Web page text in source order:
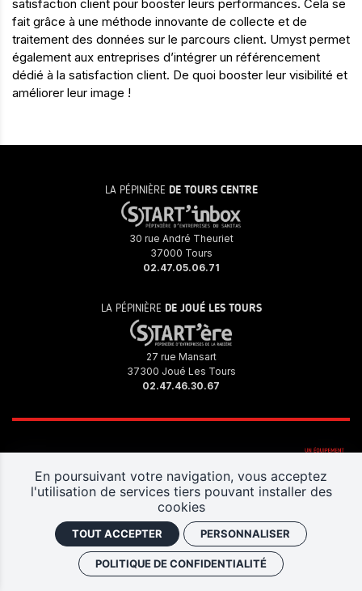
satisfaction client pour booster leurs performances. Cela se
fait grâce à une méthode innovante de collecte et de
traitement des données sur le parcours client. Umyst permet
également aux entreprises d’intégrer un référencement
dédié à la satisfaction client. De quoi booster leur visibilité et
améliorer leur image !
LA PÉPINIÈRE DE TOURS CENTRE
30 rue André Theuriet
37000 Tours
02.47.05.06.71
LA PÉPINIÈRE DE JOUÉ LES TOURS
27 rue Mansart
37300 Joué Les Tours
02.47.46.30.67
Politique de confidentialité Plan du site Mentions légales
En poursuivant votre navigation, vous acceptez
l'utilisation de services tiers pouvant installer des
cookies
TOUT ACCEPTER PERSONNALISER
POLITIQUE DE CONFIDENTIALITÉ